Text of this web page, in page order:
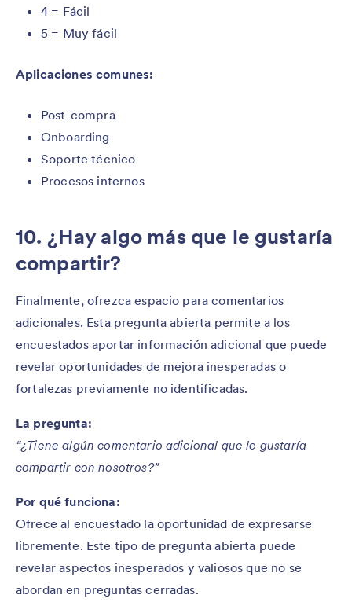
4 = Fácil
5 = Muy fácil
Aplicaciones comunes:
Post-compra
Onboarding
Soporte técnico
Procesos internos
10. ¿Hay algo más que le gustaría
compartir?
Finalmente, ofrezca espacio para comentarios
adicionales. Esta pregunta abierta permite a los
encuestados aportar información adicional que puede
revelar oportunidades de mejora inesperadas o
fortalezas previamente no identificadas.
La pregunta:
“¿Tiene algún comentario adicional que le gustaría
compartir con nosotros?”
Por qué funciona:
Ofrece al encuestado la oportunidad de expresarse
libremente. Este tipo de pregunta abierta puede
revelar aspectos inesperados y valiosos que no se
abordan en preguntas cerradas.